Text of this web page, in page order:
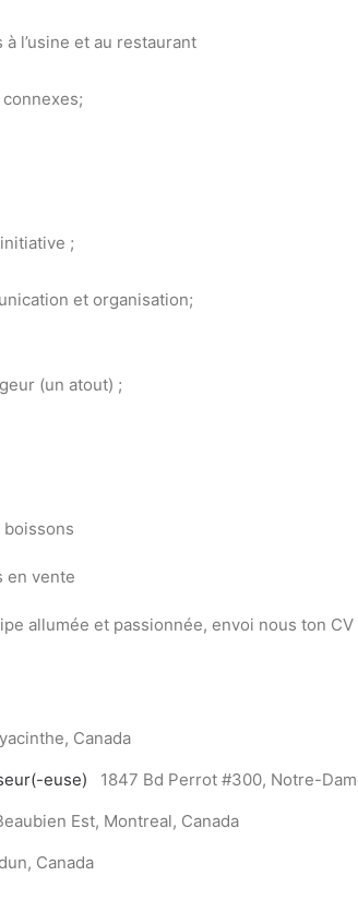
l’usine et au restaurant
;
et organisation;
(un atout) ;
boissons
en vente
allumée et passionnée, envoi nous ton
Canada
euse)
1847 Bd Perrot #300, Notre-
Est, Montreal, Canada
Canada